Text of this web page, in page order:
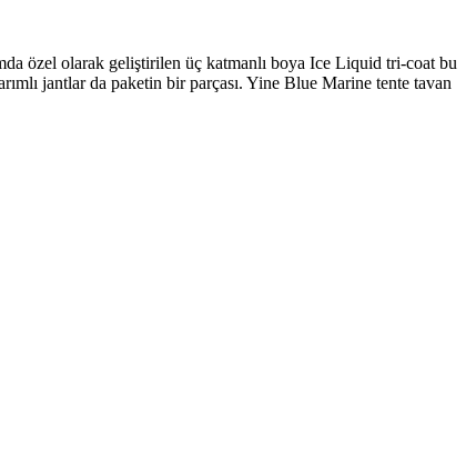
özel olarak geliştirilen üç katmanlı boya Ice Liquid tri-coat bu
jantlar da paketin bir parçası. Yine Blue Marine tente tavan